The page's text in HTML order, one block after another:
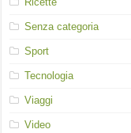
Senza categoria
Sport
Tecnologia
Viaggi
Video